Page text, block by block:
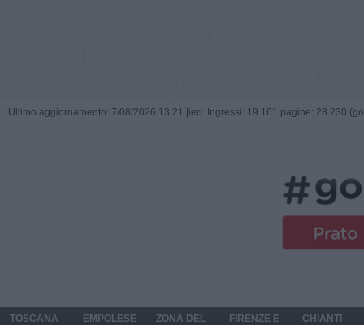
Ultimo aggiornamento: 7/08/2026 13:21 | ieri: Ingressi: 19.161 pagine: 28.230
TOSCANA
EMPOLESE
ZONA DEL
FIRENZE E
CHIANTI